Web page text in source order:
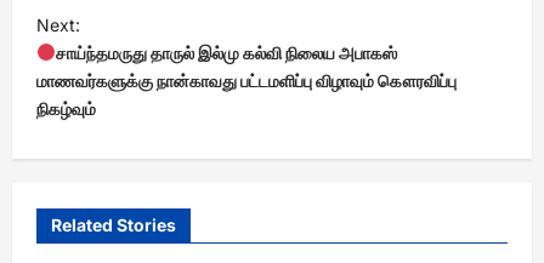
t
n
a
g
a
Next:
சாய்ந்தமருது தாருல் இல்மு கல்வி நிலைய அபாகஸ்
மாணவர்களுக்கு நான்காவது பட்டமளிப்பு விழாவும் கௌரவிப்பு
நிகழ்வும்
Related Stories